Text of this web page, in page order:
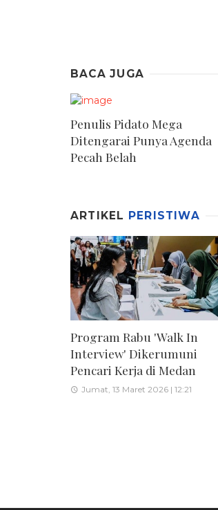
BACA JUGA
Penulis Pidato Mega
Ditengarai Punya Agenda
Pecah Belah
ARTIKEL PERISTIWA
Program Rabu 'Walk In
Interview' Dikerumuni
Pencari Kerja di Medan
Jumat, 13 Maret 2026 | 12:21